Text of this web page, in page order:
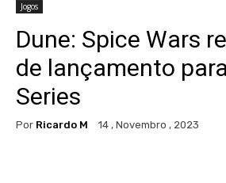
Jogos
Dune: Spice Wars
de lançamento
Series
Por Ricardo M 14 , Novembro , 2023